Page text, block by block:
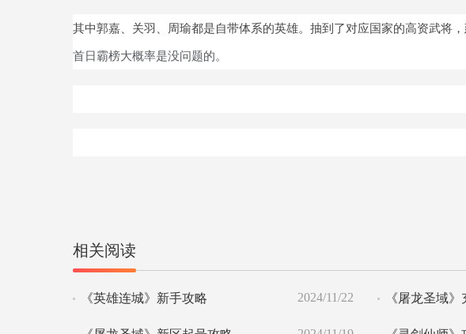
其中郭嘉、关羽、周瑜都是自带体系的英雄。抽到了对应国家的高资武将
首日 霸榜大概率是没问题的。
相关阅读
《英雄连城》新手攻略 2024/11/22 《屠龙圣域